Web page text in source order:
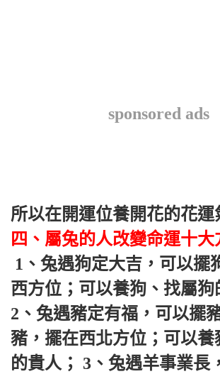
sponsored ads
所以在開運位養開花的花運
四、屬兔的人改變命運十大
西方位；可以養狗、找屬狗
2、兔遇豬定有福，可以擺
豬，擺在西北方位；可以養
的貴人； 3、兔遇羊事業長